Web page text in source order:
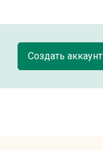
Создать аккаунт